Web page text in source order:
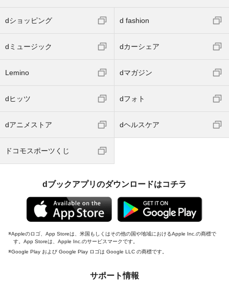
dショッピング d fashion
dミュージック dカーシェア
Lemino dマガジン
dヒッツ dフォト
dアニメストア dヘルスケア
ドコモスポーツくじ
dブックアプリのダウンロードはコチラ
Appleのロゴ、App Storeは、米国もしくはその他の国や地域におけるApple Inc.の商標で
す。App Storeは、Apple Inc.のサービスマークです。
Google Play および Google Play ロゴは Google LLC の商標です。
サポート情報